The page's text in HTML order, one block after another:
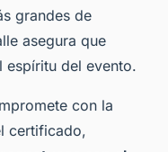
grandes de
asegura que
espíritu del evento.
con la
certificado,